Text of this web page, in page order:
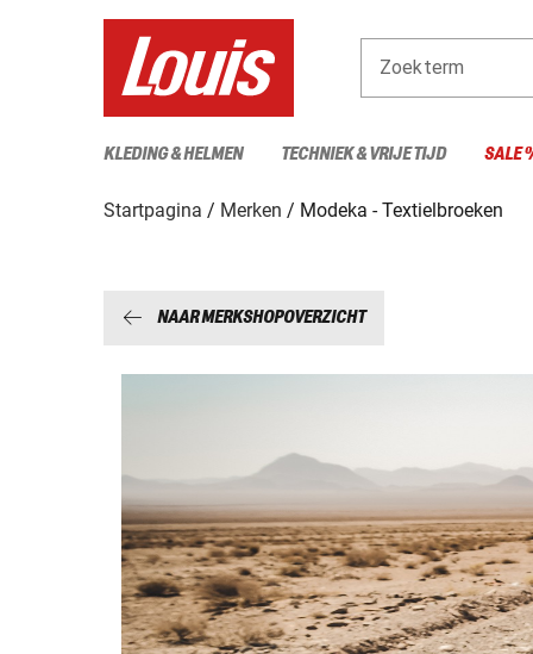
Zoekterm
KLEDING & HELMEN TECHNIEK & VRIJE TIJD SALE
Startpagina Merken Modeka - Textielbroeken
NAAR MERKSHOPOVERZICHT